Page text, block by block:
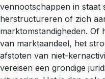
vennootschappen in staat
herstructureren of zich
marktomstandigheden.
van marktaandeel, het
afstoten van niet-
vereisen een grondige